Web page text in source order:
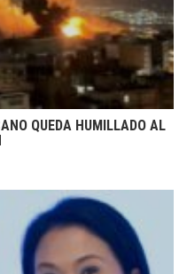
QUEDA HUMILLADO AL